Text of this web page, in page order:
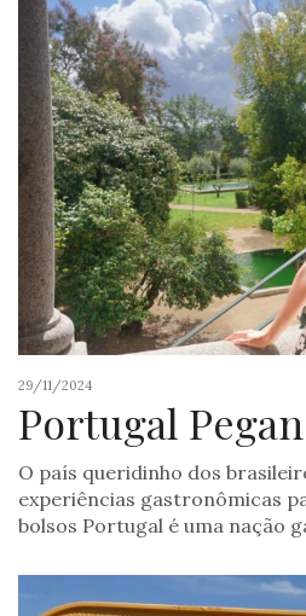
29/11/2024
Portugal
O país queridinho dos
experiências gastronômicas
bolsos Portugal é uma nação